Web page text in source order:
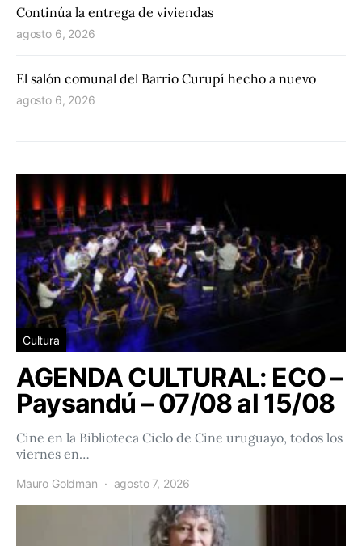
Continúa la entrega de viviendas
agosto 6, 2026
El salón comunal del Barrio Curupí hecho a nuevo
agosto 6, 2026
Cultura
AGENDA CULTURAL: ECO –
Paysandú – 07/08 al 15/08
Cine en la Biblioteca Ciclo de Cine uruguayo, todos los
viernes en…
Mauro Goldman agosto 7, 2026